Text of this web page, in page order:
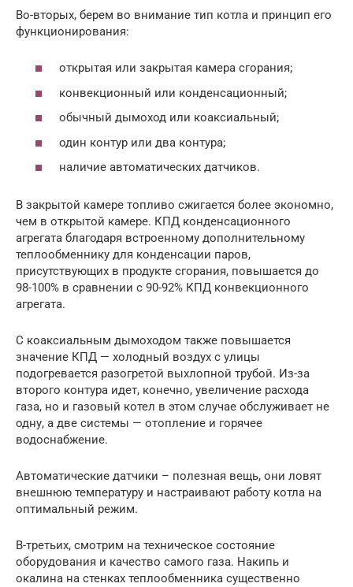
Во-вторых, берем во внимание тип котла и принцип его
функционирования:
открытая или закрытая камера сгорания;
конвекционный или конденсационный;
обычный дымоход или коаксиальный;
один контур или два контура;
наличие автоматических датчиков.
В закрытой камере топливо сжигается более экономно,
чем в открытой камере. КПД конденсационного
агрегата благодаря встроенному дополнительному
теплообменнику для конденсации паров,
присутствующих в продукте сгорания, повышается до
98-100% в сравнении с 90-92% КПД конвекционного
агрегата.
С коаксиальным дымоходом также повышается
значение КПД — холодный воздух с улицы
подогревается разогретой выхлопной трубой. Из-за
второго контура идет, конечно, увеличение расхода
газа, но и газовый котел в этом случае обслуживает не
одну, а две системы — отопление и горячее
водоснабжение.
Автоматические датчики – полезная вещь, они ловят
внешнюю температуру и настраивают работу котла на
оптимальный режим.
В-третьих, смотрим на техническое состояние
оборудования и качество самого газа. Накипь и
окалина на стенках теплообменника существенно